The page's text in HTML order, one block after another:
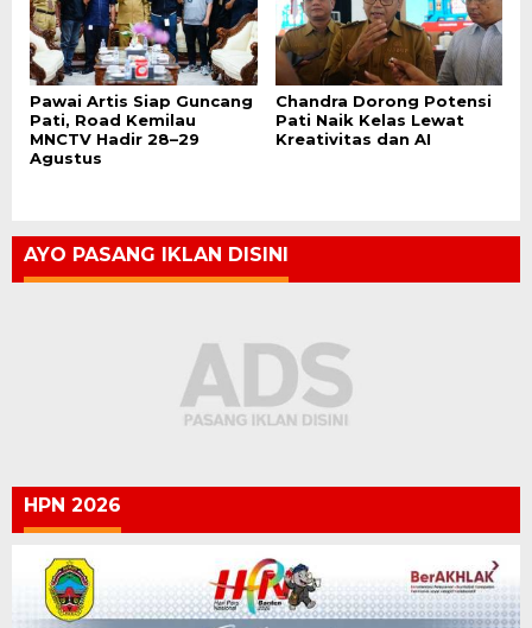
Pawai Artis Siap Guncang
Pati, Road Kemilau
MNCTV Hadir 28–29
Agustus
Chandra Dorong Potensi
Pati Naik Kelas Lewat
Kreativitas dan AI
AYO PASANG IKLAN DISINI
HPN 2026